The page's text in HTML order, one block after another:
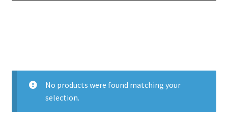
No products were found matching your
selection.